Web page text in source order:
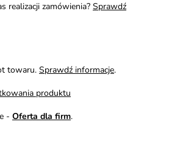
realizacji zamówienia? Sprawdź
towaru. Sprawdź informacje.
produktu
- Oferta dla firm.